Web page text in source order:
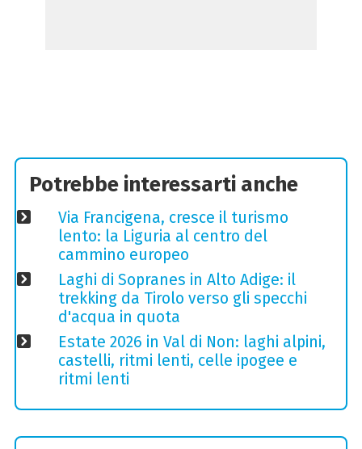
Potrebbe interessarti anche
Via Francigena, cresce il turismo
lento: la Liguria al centro del
cammino europeo
Laghi di Sopranes in Alto Adige: il
trekking da Tirolo verso gli specchi
d'acqua in quota
Estate 2026 in Val di Non: laghi alpini,
castelli, ritmi lenti, celle ipogee e
ritmi lenti